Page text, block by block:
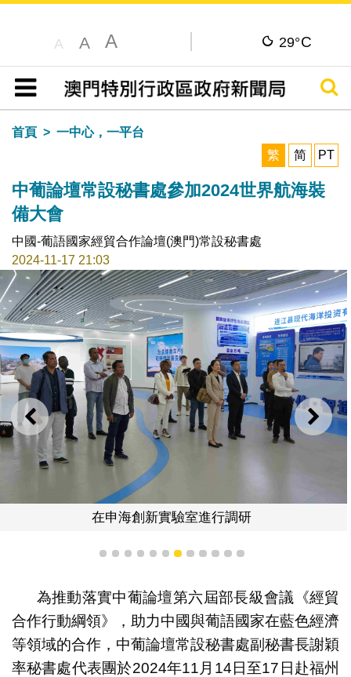
A A A 29°C
目錄
搜尋
首頁
一中心，一平台
繁
简 PT
中葡論壇常設秘書處參加2024世界航海裝
備大會
中國-葡語國家經貿合作論壇(澳門)常設秘書處
2024-11-17 21:03
上一則 下一
在申海創新實驗室進行調研
1 2 3 4 5 6 7 8 9 101112
為推動落實中葡論壇第六屆部長級會議《經貿
合作行動綱領》，助力中國與葡語國家在藍色經濟
等領域的合作，中葡論壇常設秘書處副秘書長謝穎
率秘書處代表團於2024年11月14日至17日赴福州